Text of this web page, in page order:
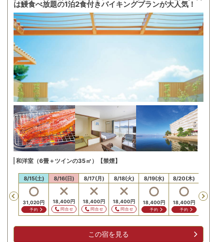
は鰻食べ放題の1泊2食付きバイキングプランが大人気！
和洋室（6畳＋ツインの35㎡）【禁煙】
Previous
円
8/15(土)
31,020円
予約
8/16(日)
18,400円
問合せ
8/17(月)
18,400円
問合せ
8/18(火)
18,400円
問合せ
8/19(水)
18,400円
予約
8/20(木)
18,400円
予約
この宿を見る